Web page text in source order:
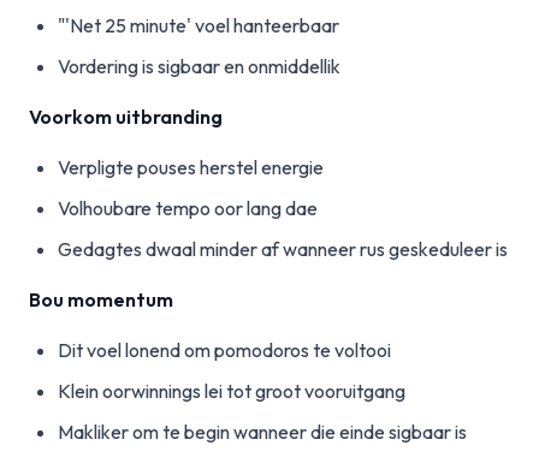
"'Net 25 minute' voel hanteerbaar
Vordering is sigbaar en onmiddellik
Voorkom uitbranding
Verpligte pouses herstel energie
Volhoubare tempo oor lang dae
Gedagtes dwaal minder af wanneer rus geskeduleer is
Bou momentum
Dit voel lonend om pomodoros te voltooi
Klein oorwinnings lei tot groot vooruitgang
Makliker om te begin wanneer die einde sigbaar is